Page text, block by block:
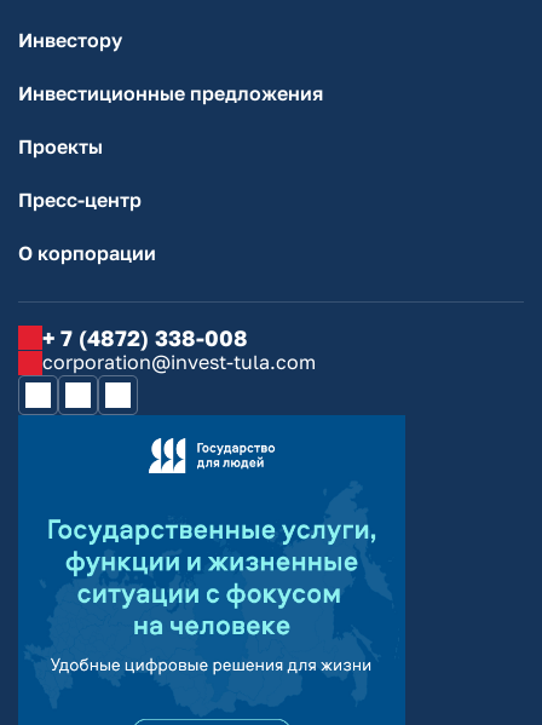
Инвестору
Инвестиционные предложения
Проекты
Пресс-центр
О корпорации
+ 7 (4872) 338-008
corporation@invest-tula.com